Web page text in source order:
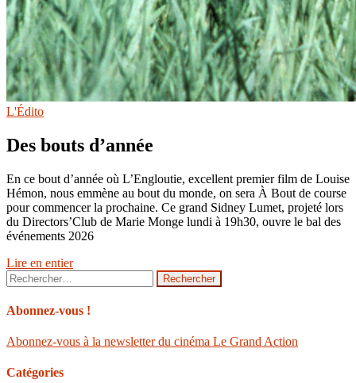
L'Édito
Des bouts d’année
En ce bout d’année où L’Engloutie, excellent premier film de Louise
Hémon, nous emmène au bout du monde, on sera À Bout de course
pour commencer la prochaine. Ce grand Sidney Lumet, projeté lors
du Directors’Club de Marie Monge lundi à 19h30, ouvre le bal des
événements 2026
Lire en entier
Rechercher :
Abonnez-vous !
Abonnez-vous à la newsletter du cinéma Le Grand Action
Catégories